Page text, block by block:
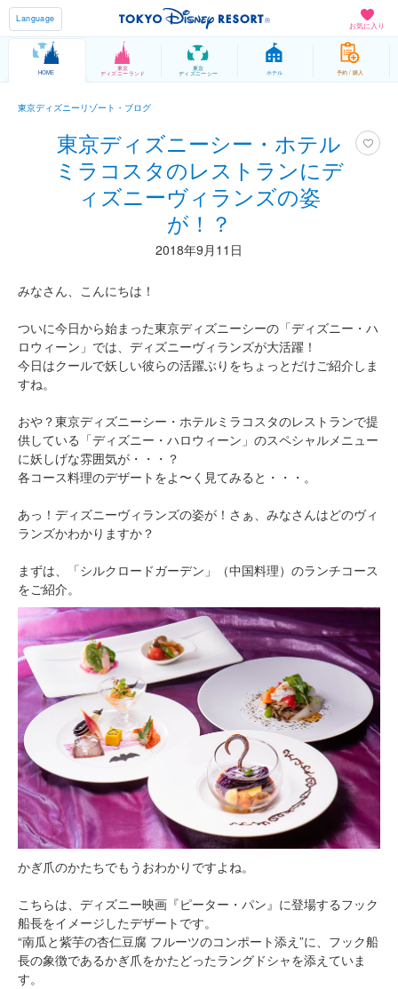
お気に入り
Language
HOME
東京
ディズニーランド
東京
ディズニーシー ホテル 予約 / 購入
東京ディズニーリゾート・ブログ
東京ディズニーシー・ホテル
ミラコスタのレストランにデ
ィズニーヴィランズの姿
が！？
2018年9月11日
みなさん、こんにちは！
ついに今日から始まった東京ディズニーシーの「ディズニー・ハ
ロウィーン」では、ディズニーヴィランズが大活躍！
今日はクールで妖しい彼らの活躍ぶりをちょっとだけご紹介しま
すね。
おや？東京ディズニーシー・ホテルミラコスタのレストランで提
供している「ディズニー・ハロウィーン」のスペシャルメニュー
に妖しげな雰囲気が・・・？
各コース料理のデザートをよ〜く見てみると・・・。
あっ！ディズニーヴィランズの姿が！さぁ、みなさんはどのヴィ
ランズかわかりますか？
まずは、「シルクロードガーデン」（中国料理）のランチコース
をご紹介。
かぎ爪のかたちでもうおわかりですよね。
こちらは、ディズニー映画『ピーター・パン』に登場するフック
船長をイメージしたデザートです。
“南瓜と紫芋の杏仁豆腐 フルーツのコンポート添え”に、フック船
長の象徴であるかぎ爪をかたどったラングドシャを添えていま
す。